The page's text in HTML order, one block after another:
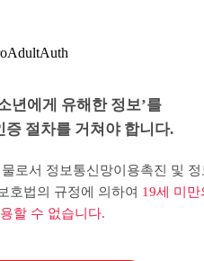
년에게 유해한 정보’를
절차를 거쳐야 합니다.
로서 정보통신망이용촉진 및 정
호법의 규정에 의하여 19세 미만
할 수 없습니다.